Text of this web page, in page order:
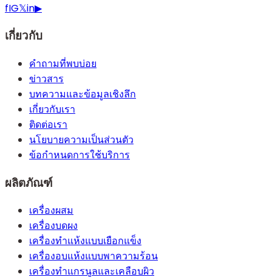
fIG𝕏in▶
เกี่ยวกับ
คำถามที่พบบ่อย
ข่าวสาร
บทความและข้อมูลเชิงลึก
เกี่ยวกับเรา
ติดต่อเรา
นโยบายความเป็นส่วนตัว
ข้อกำหนดการใช้บริการ
ผลิตภัณฑ์
เครื่องผสม
เครื่องบดผง
เครื่องทำแห้งแบบเยือกแข็ง
เครื่องอบแห้งแบบพาความร้อน
เครื่องทำแกรนูลและเคลือบผิว